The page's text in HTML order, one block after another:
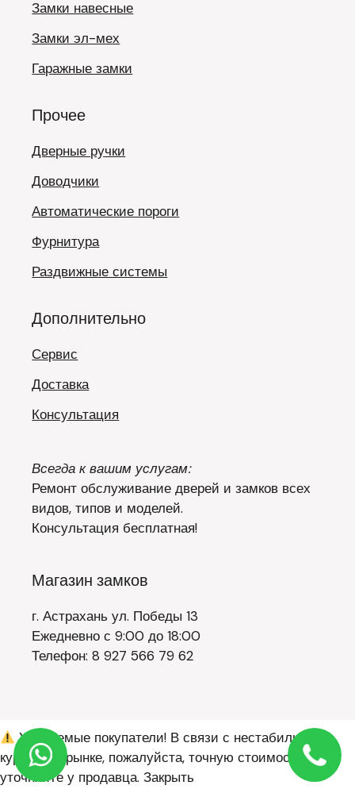
Замки навесные
Замки эл-мех
Гаражные замки
Прочее
Дверные ручки
Доводчики
Автоматические пороги
Фурнитура
Раздвижные системы
Дополнительно
Сервис
Доставка
Консультация
Всегда к вашим услугам:
Ремонт обслуживание дверей и замков всех
видов, типов и моделей.
Консультация бесплатная!
Магазин замков
г. Астрахань ул. Победы 13
Ежедневно с 9:00 до 18:00
Телефон: 8 927 566 79 62
Уважаемые покупатели! В связи с нестабильным
курсом на рынке, пожалуйста, точную стоимость
уточняйте у продавца. Закрыть